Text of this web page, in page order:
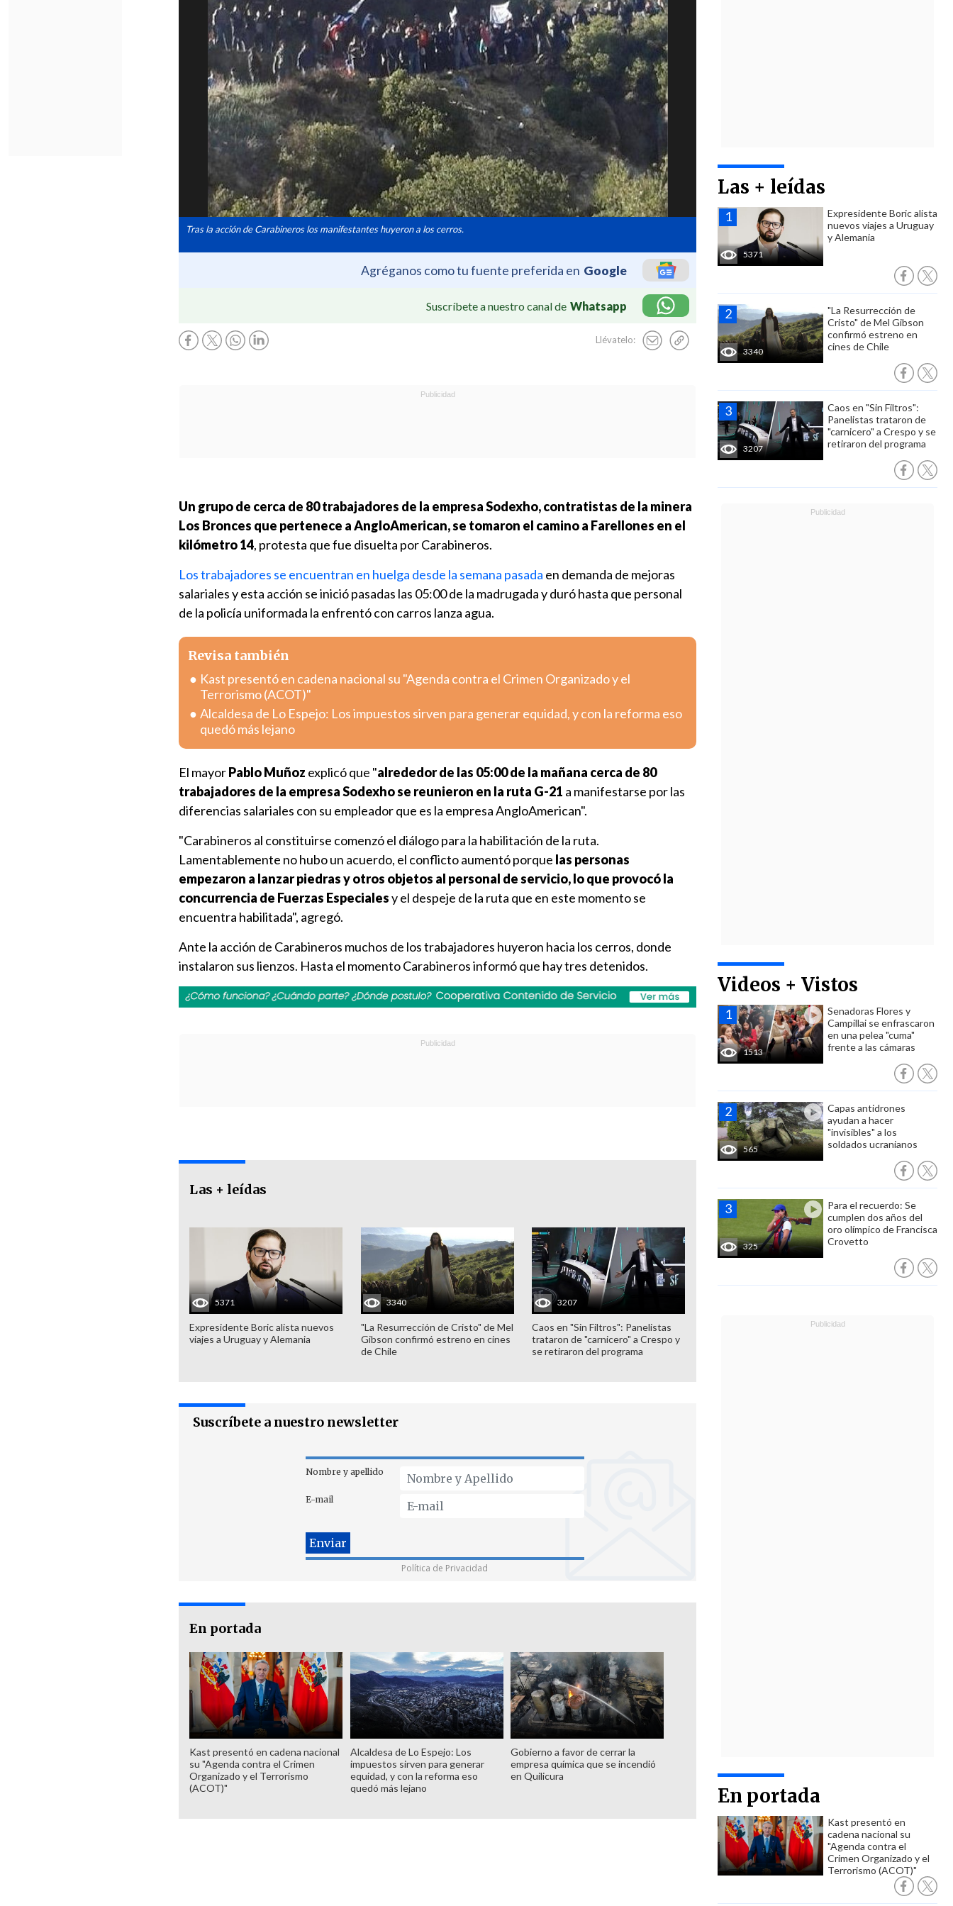
Tras la acción de Carabineros los manifestantes huyeron a los cerros.
Agréganos como tu fuente preferida en Google
Suscríbete a nuestro canal de Whatsapp
Llévatelo:
Las + leídas
5371
Expresidente Boric alista
nuevos viajes a Uruguay
y Alemania
3340
"La Resurrección de
Cristo" de Mel Gibson
confirmó estreno en
cines de Chile
3207
Caos en "Sin Filtros":
Panelistas trataron de
"carnicero" a Crespo y se
retiraron del programa
Videos + Vistos
1513
Senadoras Flores y
Campillai se enfrascaron
en una pelea "cuma"
frente a las cámaras
565
Capas antidrones
ayudan a hacer
"invisibles" a los
soldados ucranianos
325
Para el recuerdo: Se
cumplen dos años del
oro olímpico de Francisca
Crovetto
En portada
Kast presentó en
cadena nacional su
"Agenda contra el
Crimen Organizado y el
Terrorismo (ACOT)"
Un grupo de cerca de 80 trabajadores de la empresa Sodexho, contratistas de la minera
Los Bronces que pertenece a AngloAmerican, se tomaron el camino a Farellones en el
kilómetro 14, protesta que fue disuelta por Carabineros.
Los trabajadores se encuentran en huelga desde la semana pasada en demanda de mejoras
salariales y esta acción se inició pasadas las 05:00 de la madrugada y duró hasta que personal
de la policía uniformada la enfrentó con carros lanza agua.
Revisa también
Kast presentó en cadena nacional su "Agenda contra el Crimen Organizado y el
Terrorismo (ACOT)"
Alcaldesa de Lo Espejo: Los impuestos sirven para generar equidad, y con la reforma eso
quedó más lejano
El mayorPablo Muñoz explicó que "alrededor de las 05:00 de la mañana cerca de 80
trabajadores de la empresa Sodexho se reunieron en la ruta G-21 a manifestarse por las
diferencias salariales con su empleador que es la empresa AngloAmerican".
"Carabineros al constituirse comenzó el diálogo para la habilitación de la ruta.
Lamentablemente no hubo un acuerdo, el conflicto aumentó porque las personas
empezaron a lanzar piedras y otros objetos al personal de servicio, lo que provocó la
concurrencia de Fuerzas Especialesy el despeje de la ruta que en este momento se
encuentra habilitada", agregó.
Ante la acción de Carabineros muchos de los trabajadores huyeron hacia los cerros, donde
instalaron sus lienzos. Hasta el momento Carabineros informó que hay tres detenidos.
Las + leídas
5371
Expresidente Boric alista nuevos
viajes a Uruguay y Alemania
3340
"La Resurrección de Cristo" de Mel
Gibson confirmó estreno en cines
de Chile
3207
Caos en "Sin Filtros": Panelistas
trataron de "carnicero" a Crespo y
se retiraron del programa
Suscríbete a nuestro newsletter
Nombre y apellido
E-mail
Política de Privacidad
En portada
Kast presentó en cadena nacional
su "Agenda contra el Crimen
Organizado y el Terrorismo
(ACOT)"
Alcaldesa de Lo Espejo: Los
impuestos sirven para generar
equidad, y con la reforma eso
quedó más lejano
Gobierno a favor de cerrar la
empresa química que se incendió
en Quilicura